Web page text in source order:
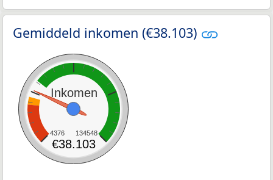
Gemiddeld inkomen (€38.103)
Inkomen
4376 134548
€38.103